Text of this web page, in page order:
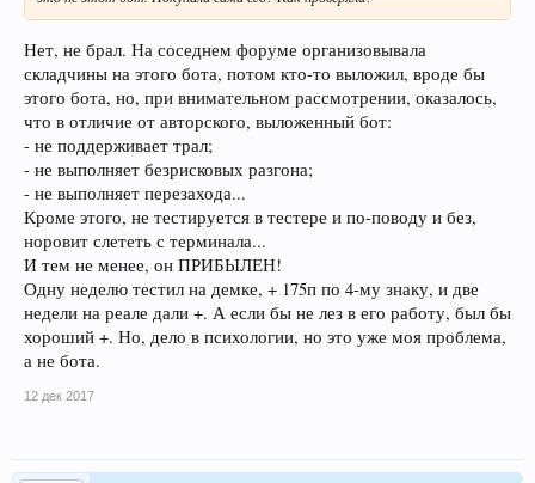
Нет, не брал. На соседнем форуме организовывала
складчины на этого бота, потом кто-то выложил, вроде бы
этого бота, но, при внимательном рассмотрении, оказалось,
что в отличие от авторского, выложенный бот:
- не поддерживает трал;
- не выполняет безрисковых разгона;
- не выполняет перезахода...
Кроме этого, не тестируется в тестере и по-поводу и без,
норовит слететь с терминала...
И тем не менее, он ПРИБЫЛЕН!
Одну неделю тестил на демке, + 175п по 4-му знаку, и две
недели на реале дали +. А если бы не лез в его работу, был бы
хороший +. Но, дело в психологии, но это уже моя проблема,
а не бота.
12 дек 2017